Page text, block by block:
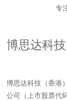
专
博思达科
博思达科技（香港
公司（上市股票代